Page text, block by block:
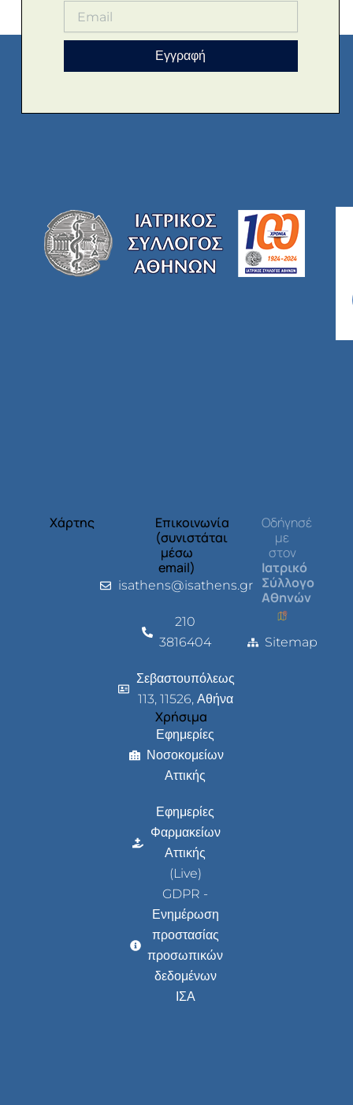
Εγγραφή
Χάρτης
Επικοινωνία
(συνιστάται
μέσω
email)
isathens@isathens.gr
210
3816404
Σεβαστουπόλεως
113, 11526, Αθήνα
Χρήσιμα
Εφημερίες
Νοσοκομείων
Αττικής
Εφημερίες
Φαρμακείων
Αττικής
(Live)
GDPR -
Ενημέρωση
προστασίας
προσωπικών
δεδομένων
ΙΣΑ
Οδήγησέ
με
στον
Ιατρικό
Σύλλογο
Αθηνών
Sitemap